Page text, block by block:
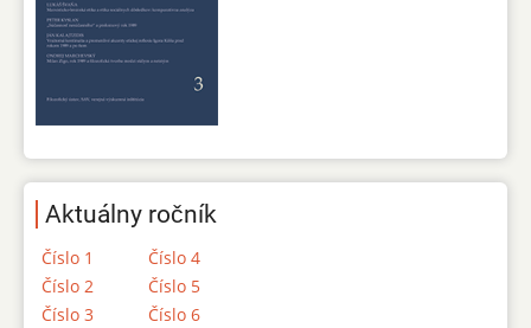
Aktuálny ročník
Číslo 1
Číslo 2
Číslo 3
Číslo 4
Číslo 5
Číslo 6